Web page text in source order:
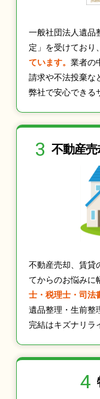
一般社団法人遺品
定」を受けており、
ています。 業者の
請求や不法投棄な
弊社で安心できる
3 不動産
不動産売却、賃貸
てからのお悩みに
士・税理士・司法
遺品整理・生前整
完結はキズナリラ
4